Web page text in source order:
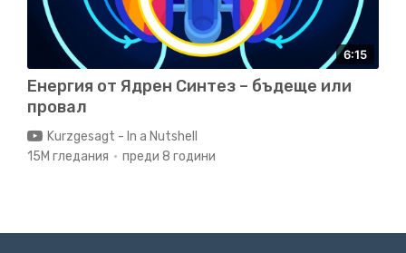
6:15
Енергия от Ядрен Синтез – бъдеще или
провал
Kurzgesagt - In a Nutshell
15M гледания
преди 8 години